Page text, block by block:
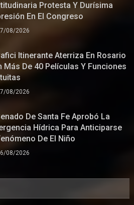
Protesta Y Durísima
En El Congreso
08/2026
Itinerante Aterriza En Rosario
Más De 40 Películas Y Funciones
08/2026
De Santa Fe Aprobó La
Hídrica Para Anticiparse
De El Niño
08/2026